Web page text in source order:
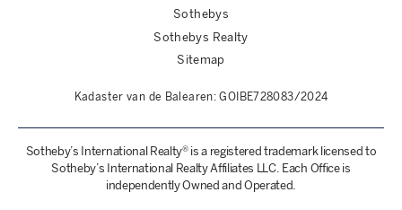
Sothebys
Sothebys Realty
Sitemap
Kadaster van de Balearen: GOIBE728083/2024
Sotheby’s International Realty® is a registered trademark licensed to
Sotheby’s International Realty Affiliates LLC. Each Office is
independently Owned and Operated.